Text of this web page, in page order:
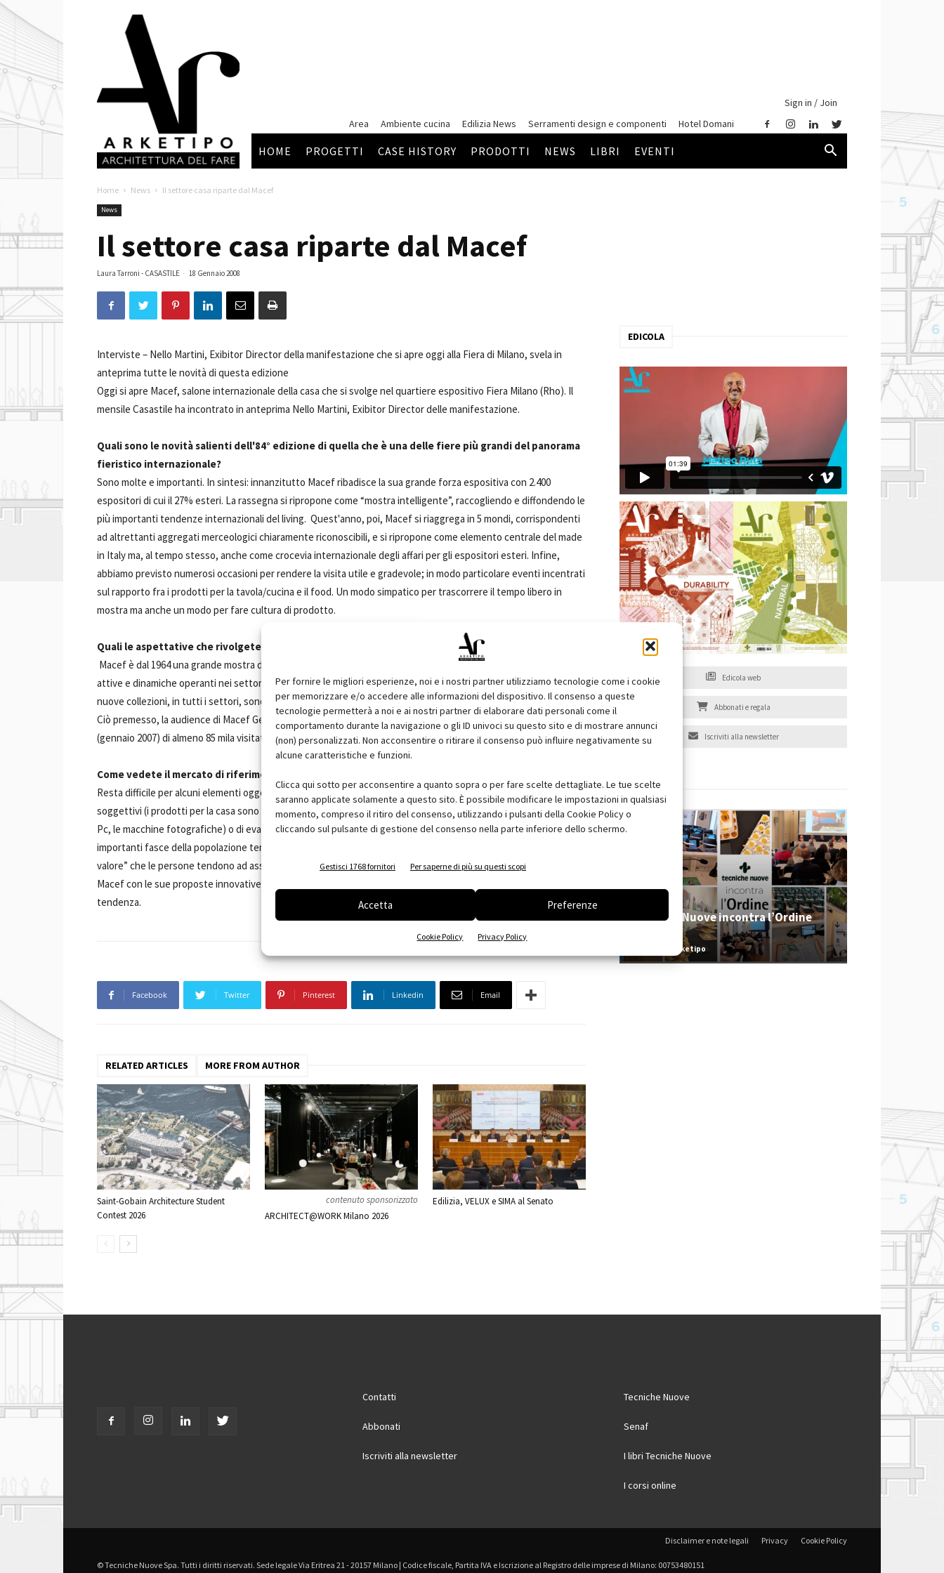
Per fornire le migliori esperienze, noi e i nostri partner utilizziamo tecnologie come i cookie
per memorizzare e/o accedere alle informazioni del dispositivo. Il consenso a queste
tecnologie permetterà a noi e ai nostri partner di elaborare dati personali come il
comportamento durante la navigazione o gli ID univoci su questo sito e di mostrare annunci
(non) personalizzati. Non acconsentire o ritirare il consenso può influire negativamente su
alcune caratteristiche e funzioni.
Clicca qui sotto per acconsentire a quanto sopra o per fare scelte dettagliate. Le tue scelte
saranno applicate solamente a questo sito. È possibile modificare le impostazioni in qualsiasi
momento, compreso il ritiro del consenso, utilizzando i pulsanti della Cookie Policy o
cliccando sul pulsante di gestione del consenso nella parte inferiore dello schermo.
Gestisci 1768 fornitori Per saperne di più su questi scopi
Accetta Preferenze
Cookie Policy Privacy Policy
Arketipo
Sign in / Join
Area
Ambiente cucina Edilizia News Serramenti design e componenti Hotel Domani
HOME PROGETTI CASE HISTORY PRODOTTI NEWS LIBRI EVENTI
Home News Il settore casa riparte dal Macef
News
Il settore casa riparte dal Macef
Laura Tarroni - CASASTILE - 18 Gennaio 2008
Interviste – Nello Martini, Exibitor Director della manifestazione che si apre oggi alla Fiera di Milano, svela in
anteprima tutte le novità di questa edizione
Oggi si apre Macef, salone internazionale della casa che si svolge nel quartiere espositivo Fiera Milano (Rho). Il
mensile Casastile ha incontrato in anteprima Nello Martini, Exibitor Director delle manifestazione.
Quali sono le novità salienti dell'84° edizione di quella che è una delle fiere più grandi del panorama
fieristico internazionale?
Sono molte e importanti. In sintesi: innanzitutto Macef ribadisce la sua grande forza espositiva con 2.400
espositori di cui il 27% esteri. La rassegna si ripropone come “mostra intelligente”, raccogliendo e diffondendo le
più importanti tendenze internazionali del living. Quest'anno, poi, Macef si riaggrega in 5 mondi, corrispondenti
ad altrettanti aggregati merceologici chiaramente riconoscibili, e si ripropone come elemento centrale del made
in Italy ma, al tempo stesso, anche come crocevia internazionale degli affari per gli espositori esteri. Infine,
abbiamo previsto numerosi occasioni per rendere la visita utile e gradevole; in modo particolare eventi incentrati
sul rapporto fra i prodotti per la tavola/cucina e il food. Un modo simpatico per trascorrere il tempo libero in
mostra ma anche un modo per fare cultura di prodotto.
Quali le aspettative che rivolgete alla manifestazione?
Macef è dal 1964 una grande mostra d'affari, utilizzata a livello commerciale e di marketing dalle aziende più
attive e dinamiche operanti nei settori di riferimento. Le aspettative delle aziende espositrici sono alte; le
nuove collezioni, in tutti i settori, sono realmente innovative, pensate per un significativo rilancio dei consumi.
Ciò premesso, la audience di Macef Gennaio è da sempre di tutto rispetto e in crescita negli ultimi anni, forte
(gennaio 2007) di almeno 85 mila visitatori professionali.
Come vedete il mercato di riferimento?
Resta difficile per alcuni elementi oggettivi (il calo dei matrimoni e quindi le difficoltà dell'area “lista nozze”) e
soggettivi (i prodotti per la casa sono da qualche anno meno appealing di quelli a base tecnologica (i telefonini, i
Pc, le macchine fotografiche) o di evasione (viaggi). Tuttavia non pochi incoraggianti segnali ci dicono che
importanti fasce della popolazione tendono a riqualificare la loro visione della domesticità; si accresce quindi “il
valore” che le persone tendono ad assegnare ai prodotti per la tavola e la cucina o per la decorazione della casa.
Macef con le sue proposte innovative potrebbe dare una mano - come ci auguriamo - a questa interessante
tendenza.
Facebook Twitter Pinterest Linkedin Email
RELATED ARTICLES MORE FROM AUTHOR
Saint-Gobain Architecture Student
Contest 2026
contenuto sponsorizzato
ARCHITECT@WORK Milano 2026
Edilizia, VELUX e SIMA al Senato
EDICOLA
Edicola web
Abbonati e regala
Iscriviti alla newsletter
EVENTI
Tecniche Nuove incontra l’Ordine
Redazione Arketipo
Contatti
Abbonati
Iscriviti alla newsletter
Tecniche Nuove
Senaf
I libri Tecniche Nuove
I corsi online
Disclaimer e note legali Privacy Cookie Policy
© Tecniche Nuove Spa. Tutti i diritti riservati. Sede legale Via Eritrea 21 - 20157 Milano | Codice fiscale, Partita IVA e Iscrizione al Registro delle imprese di Milano: 00753480151